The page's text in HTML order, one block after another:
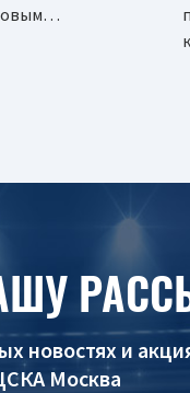
новостях и
Москва